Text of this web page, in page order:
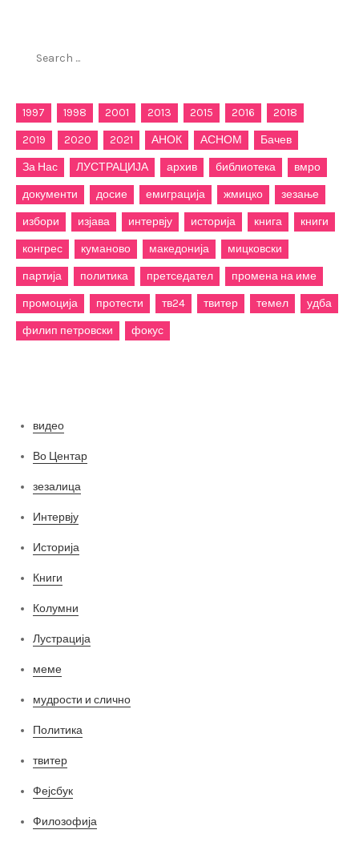
1997 1998 2001 2013 2015 2016
2018
2019
2020 2021 АНОК АСНОМ
Бачев
За Нас
ЛУСТРАЦИЈА архив библиотека
вмро
документи
досие емиграција жмицко
зезање
избори
изјава интервју историја книга
книги
конгрес
куманово македонија
мицковски
партија
политика претседател
промена на име
промоција
протести тв24 твитер темел
удба
филип петровски
фокус
видео
Во Центар
зезалица
Интервју
Историја
Книги
Колумни
Лустрација
меме
мудрости и слично
Политика
твитер
Фејсбук
Филозофија